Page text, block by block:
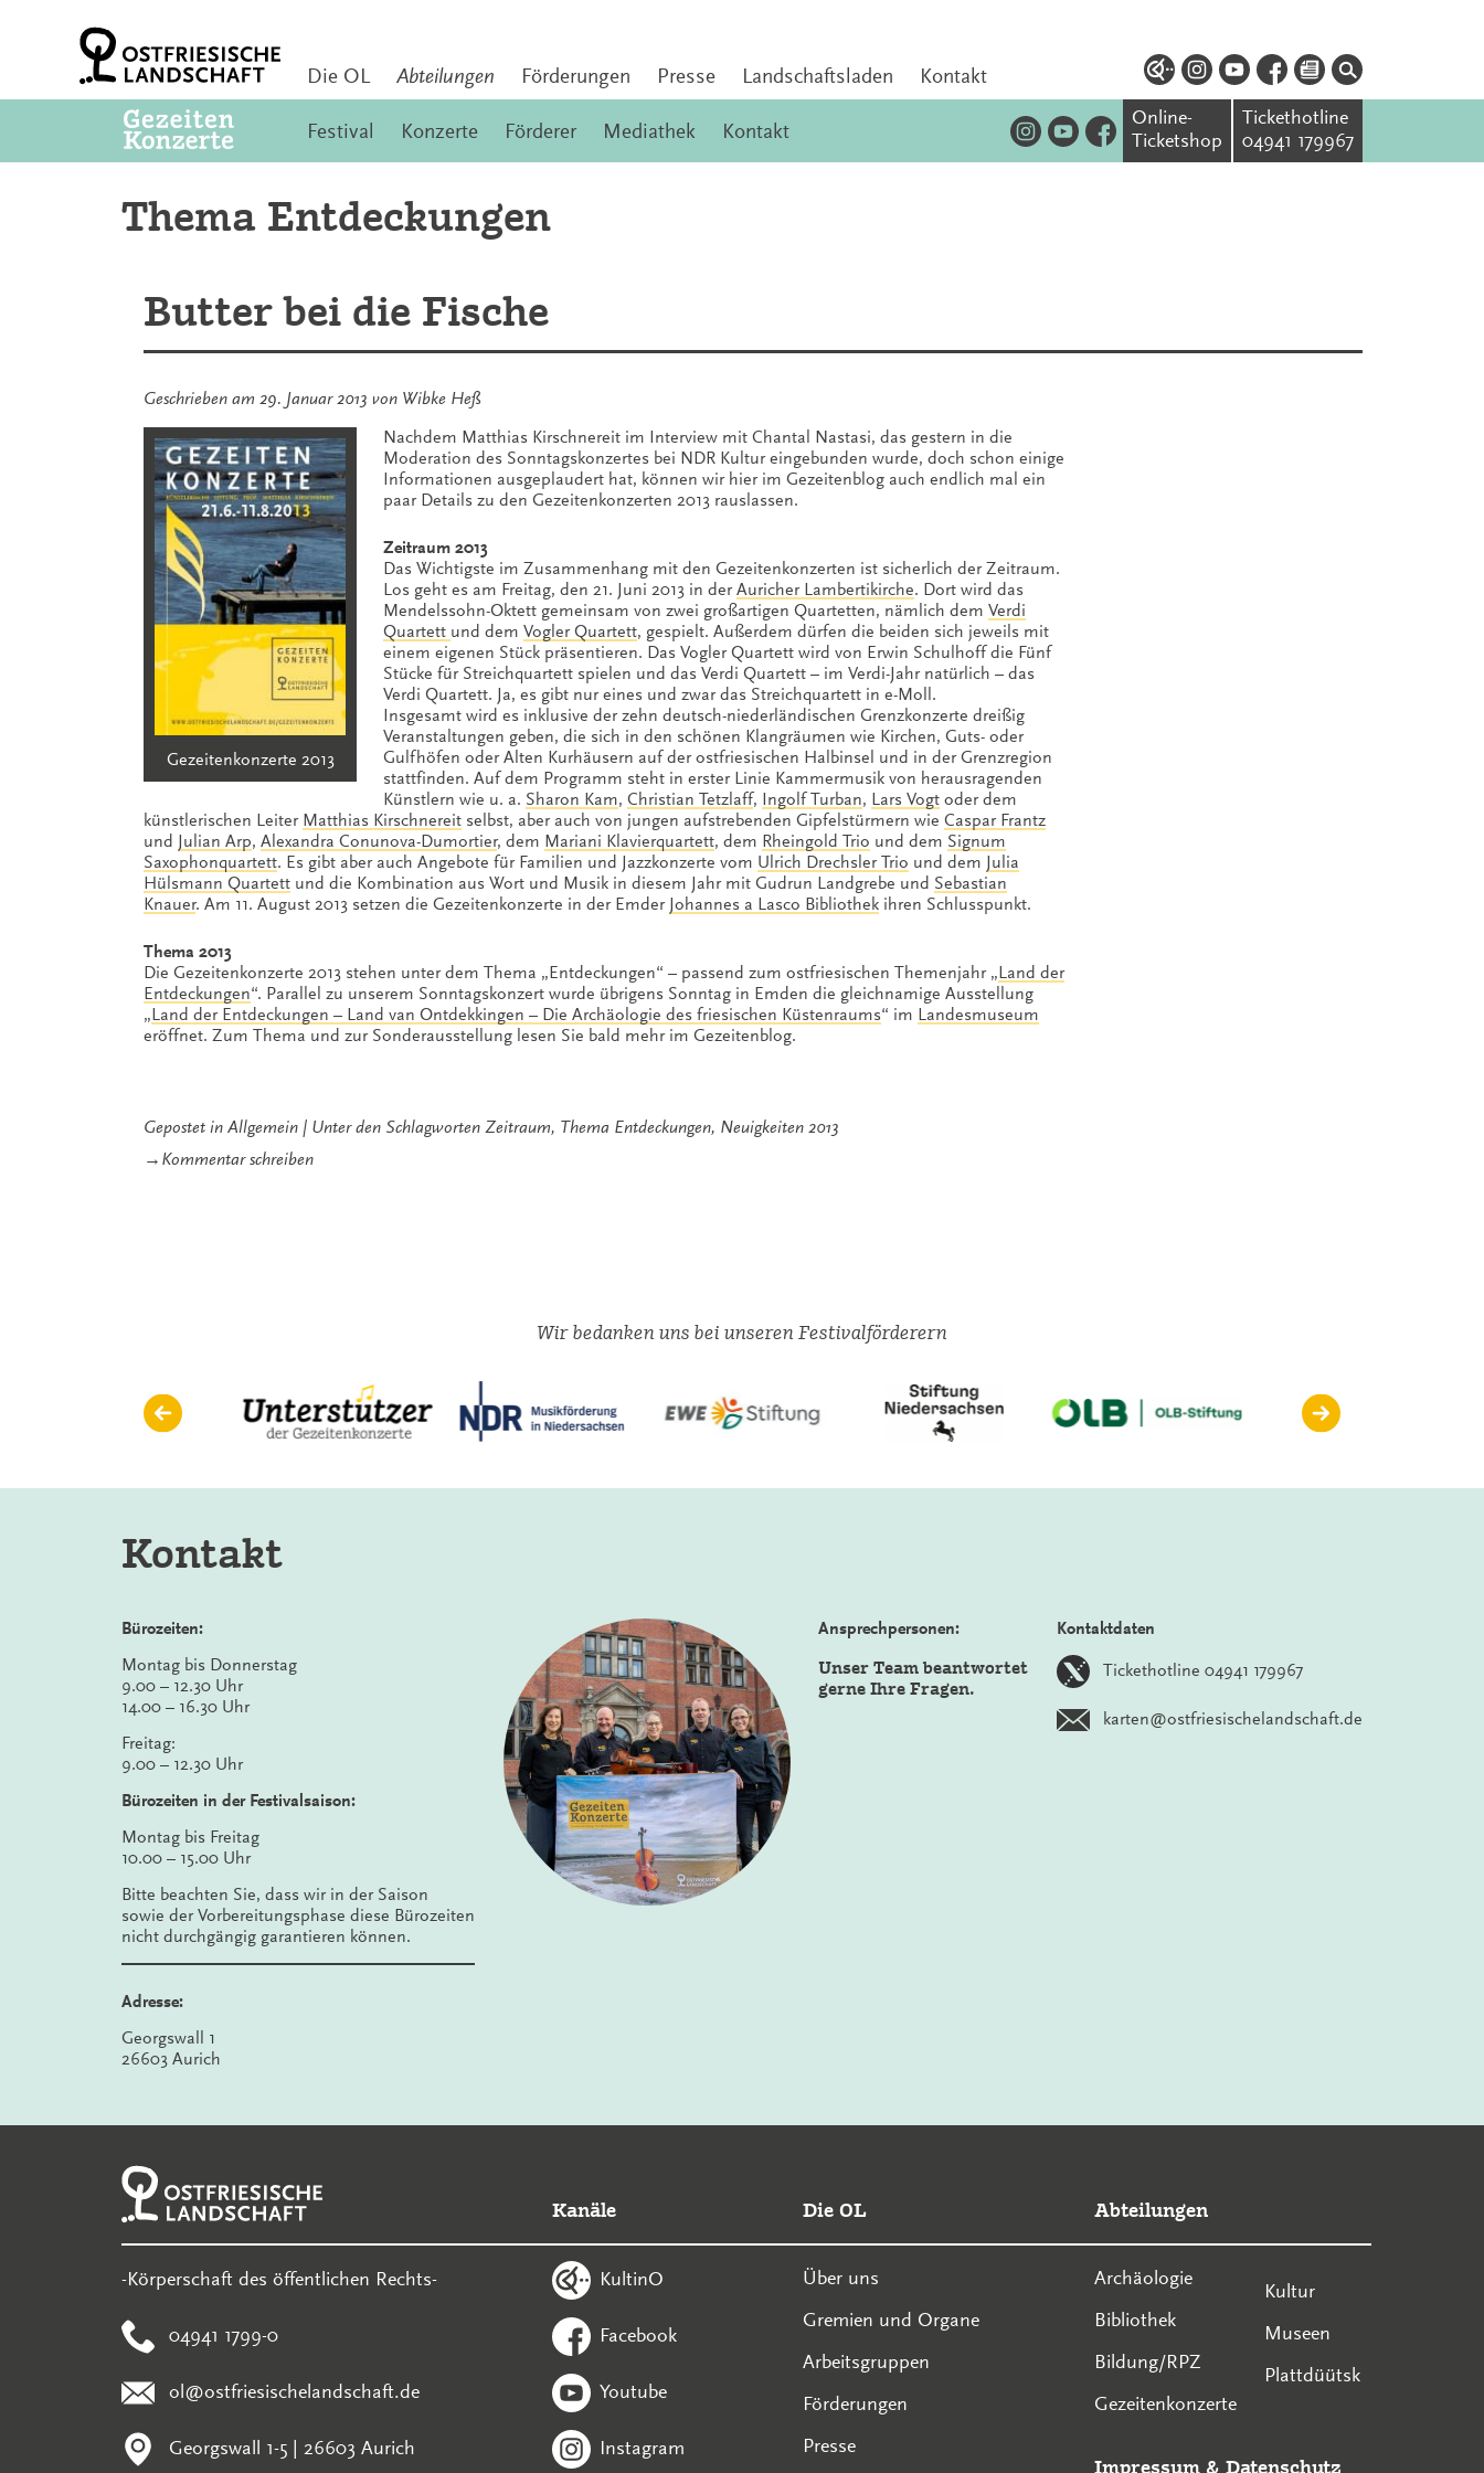
Die OL Abteilungen Förderungen Presse Landschaftsladen Kontakt
Festival Konzerte Förderer Mediathek Kontakt
Online-
Ticketshop
Tickethotline
04941 179967
Thema Entdeckungen
Butter bei die Fische
Geschrieben am 29. Januar 2013 von Wibke Heß
Gezeitenkonzerte 2013
Nachdem Matthias Kirschnereit im Interview mit Chantal Nastasi, das gestern in die
Moderation des Sonntagskonzertes bei NDR Kultur eingebunden wurde, doch schon einige
Informationen ausgeplaudert hat, können wir hier im Gezeitenblog auch endlich mal ein
paar Details zu den Gezeitenkonzerten 2013 rauslassen.
Zeitraum 2013
Das Wichtigste im Zusammenhang mit den Gezeitenkonzerten ist sicherlich der Zeitraum.
Los geht es am Freitag, den 21. Juni 2013 in derAuricher Lambertikirche. Dort wird das
Mendelssohn-Oktett gemeinsam von zwei großartigen Quartetten, nämlich dem Verdi
Quartett und dem Vogler Quartett, gespielt. Außerdem dürfen die beiden sich jeweils mit
einem eigenen Stück präsentieren. Das Vogler Quartett wird von Erwin Schulhoff die Fünf
Stücke für Streichquartett spielen und das Verdi Quartett – im Verdi-Jahr natürlich – das
Verdi Quartett. Ja, es gibt nur eines und zwar das Streichquartett in e-Moll.
Insgesamt wird es inklusive der zehn deutsch-niederländischen Grenzkonzerte dreißig
Veranstaltungen geben, die sich in den schönen Klangräumen wie Kirchen, Guts- oder
Gulfhöfen oder Alten Kurhäusern auf der ostfriesischen Halbinsel und in der Grenzregion
stattfinden. Auf dem Programm steht in erster Linie Kammermusik von herausragenden
Künstlern wie u. a. Sharon Kam, Christian Tetzlaff, Ingolf Turban, Lars Vogt oder dem
künstlerischen Leiter Matthias Kirschnereit selbst, aber auch von jungen aufstrebenden Gipfelstürmern wie Caspar Frantz
und
Julian Arp, Alexandra Conunova-Dumortier, dem Mariani Klavierquartett, dem Rheingold Trio und dem Signum
Saxophonquartett. Es gibt aber auch Angebote für Familien und Jazzkonzerte vom Ulrich Drechsler Trio und dem
Julia
Hülsmann Quartett und die Kombination aus Wort und Musik in diesem Jahr mit Gudrun Landgrebe und Sebastian
Knauer. Am 11. August 2013 setzen die Gezeitenkonzerte in der Emder Johannes a Lasco Bibliothek ihren Schlusspunkt.
Thema 2013
Die Gezeitenkonzerte 2013 stehen unter dem Thema „Entdeckungen“ – passend zum ostfriesischen Themenjahr „ Land der
Entdeckungen“. Parallel zu unserem Sonntagskonzert wurde übrigens Sonntag in Emden die gleichnamige Ausstellung
„ Land der Entdeckungen – Land van Ontdekkingen – Die Archäologie des friesischen Küstenraums“ im Landesmuseum
eröffnet. Zum Thema und zur Sonderausstellung lesen Sie bald mehr im Gezeitenblog.
Gepostet in Allgemein Unter den Schlagworten Zeitraum, Thema Entdeckungen, Neuigkeiten 2013
→ Kommentar schreibenzu
Wir bedanken uns bei unseren Festivalförderern
Kontakt
Bürozeiten:
Montag bis Donnerstag
9.00 – 12.30 Uhr
14.00 – 16.30 Uhr
Freitag:
9.00 – 12.30 Uhr
Bürozeiten in der Festivalsaison:
Montag bis Freitag
10.00 – 15.00 Uhr
Bitte beachten Sie, dass wir in der Saison
sowie der Vorbereitungsphase diese Bürozeiten
nicht durchgängig garantieren können.
Adresse:
Georgswall 1
26603 Aurich
Ansprechpersonen:
Unser Team beantwortet
gerne Ihre Fragen.
Kontaktdaten
Tickethotline 04941 179967
karten@ostfriesischelandschaft.de
-Körperschaft des öffentlichen Rechts-
04941 1799-0
ol@ostfriesischelandschaft.de
Georgswall 1-5 | 26603 Aurich
Kanäle
KultinO
Facebook
Youtube
Instagram
Die OL
Über uns
Gremien und Organe
Arbeitsgruppen
Förderungen
Presse
Abteilungen
Archäologie
Bibliothek
Bildung/RPZ
Gezeitenkonzerte
Kultur
Museen
Plattdüütsk
Impressum & Datenschutz